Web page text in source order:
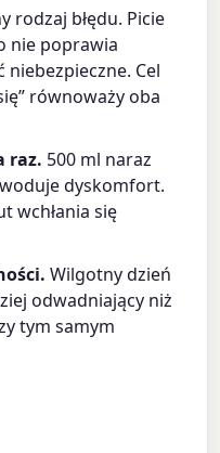
rodzaj błędu. Picie
nie poprawia
Cel
równoważy oba
raz. 500 ml naraz
dyskomfort.
wchłania się
Wilgotny dzień
odwadniający niż
tym samym